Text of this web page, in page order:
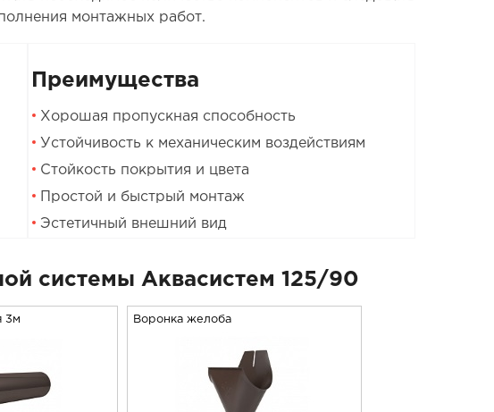
монтажных работ.
Преимущества
Хорошая пропускная способность
Устойчивость к механическим воздействиям
Стойкость покрытия и цвета
Простой и быстрый монтаж
Эстетичный внешний вид
системы Аквасистем 125/90
3м Воронка желоба